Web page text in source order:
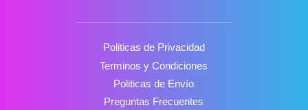
Politicas de Privacidad
Terminos y Condiciones
Politicas de Envío
Preguntas Frecuentes